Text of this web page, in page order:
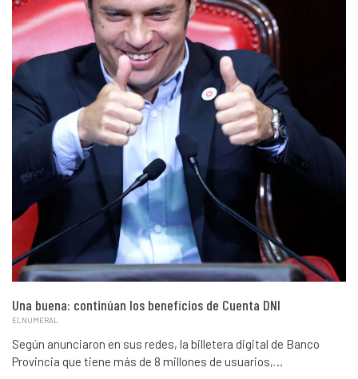
Una buena: continúan los beneficios de Cuenta DNI
ELNUMERAL
Según anunciaron en sus redes, la billetera digital de Banco
Provincia que tiene más de 8 millones de usuarios,…